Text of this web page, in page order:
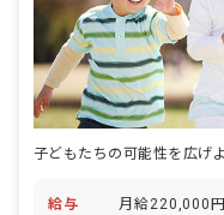
給与 月給220,000